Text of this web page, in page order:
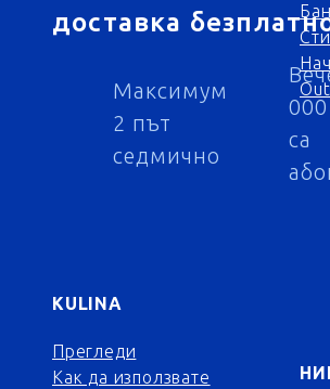
доставка
Максимум
2 път
седмично
са
KULINA
Прегледи
Как да използвате